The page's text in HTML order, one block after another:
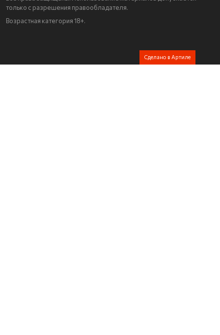
только с разрешения правообладателя.
Возрастная категория 18+.
Сделано в Артиле